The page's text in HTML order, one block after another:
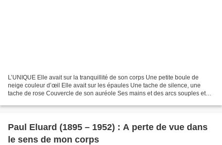
L’UNIQUE Elle avait sur la tranquillité de son corps Une petite boule de
neige couleur d’œil Elle avait sur les épaules Une tache de silence, une
tache de rose Couvercle de son auréole Ses mains et des arcs souples et
Paul Eluard (1895 – 1952) : A perte de vue dans
le sens de mon corps